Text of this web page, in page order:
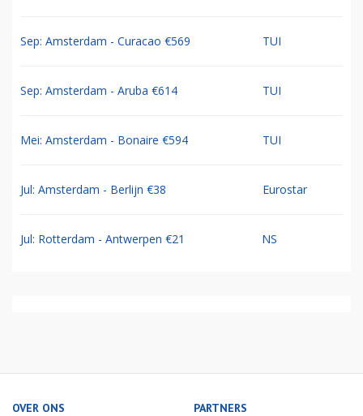
Sep: Amsterdam - Curacao €569 TUI
Sep: Amsterdam - Aruba €614 TUI
Mei: Amsterdam - Bonaire €594 TUI
Jul: Amsterdam - Berlijn €38 Eurostar
Jul: Rotterdam - Antwerpen €21 NS
OVER ONS PARTNERS